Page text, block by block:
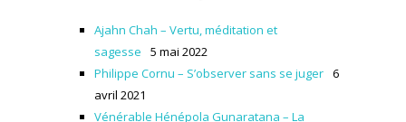
Ajahn Chah – Vertu, méditation et
sagesse
5 mai 2022
Philippe Cornu – S’observer sans se juger 6
avril 2021
Vénérable Hénépola Gunaratana – La